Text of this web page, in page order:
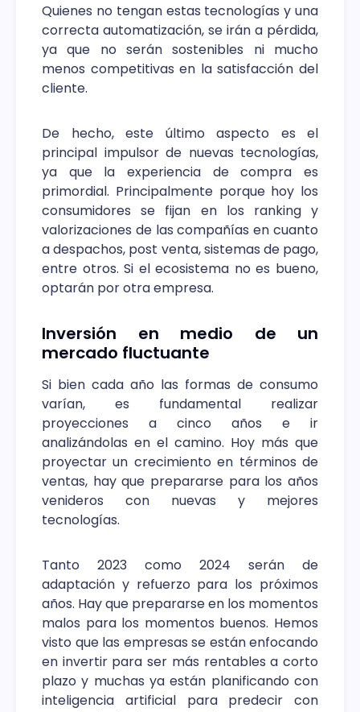
Quienes no tengan estas tecnologías y una
correcta automatización, se irán a pérdida,
ya que no serán sostenibles ni mucho
menos competitivas en la satisfacción del
cliente.
De hecho, este último aspecto es el
principal impulsor de nuevas tecnologías,
ya que la experiencia de compra es
primordial. Principalmente porque hoy los
consumidores se fijan en los ranking y
valorizaciones de las compañías en cuanto
a despachos, post venta, sistemas de pago,
entre otros. Si el ecosistema no es bueno,
optarán por otra empresa.
Inversión en medio de un
mercado fluctuante
Si bien cada año las formas de consumo
varían, es fundamental realizar
proyecciones a cinco años e ir
analizándolas en el camino. Hoy más que
proyectar un crecimiento en términos de
ventas, hay que prepararse para los años
venideros con nuevas y mejores
tecnologías.
Tanto 2023 como 2024 serán de
adaptación y refuerzo para los próximos
años. Hay que prepararse en los momentos
malos para los momentos buenos. Hemos
visto que las empresas se están enfocando
en invertir para ser más rentables a corto
plazo y muchas ya están planificando con
inteligencia artificial para predecir con